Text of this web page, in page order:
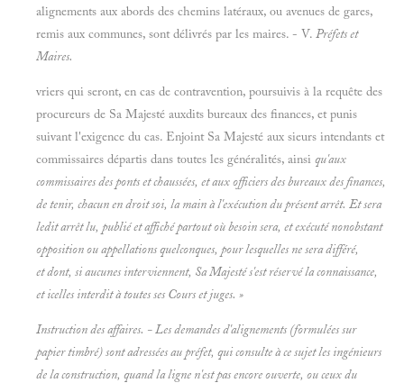
alignements aux abords des chemins latéraux, ou avenues de gares,
remis aux communes, sont délivrés par les maires. - V. Préfets et
Maires.
vriers qui seront, en cas de contravention, poursuivis à la requête des
procureurs de Sa Majesté auxdits bureaux des finances, et punis
suivant l'exigence du cas. Enjoint Sa Majesté aux sieurs intendants et
commissaires départis dans toutes les généralités, ainsi qu'aux
commissaires des ponts et chaussées, et aux officiers des bureaux des finances,
de tenir, chacun en droit soi, la main à l'exécution du présent arrêt. Et sera
ledit arrêt lu, publié et affiché partout où besoin sera, et exécuté nonobstant
opposition ou appellations quelconques, pour lesquelles ne sera différé,
et dont, si aucunes interviennent, Sa Majesté s'est réservé la connaissance,
et icelles interdit à toutes ses Cours et juges. »
Instruction des affaires. - Les demandes d'alignements (formulées sur
papier timbré) sont adressées au préfet, qui consulte à ce sujet les ingénieurs
de la construction, quand la ligne n'est pas encore ouverte, ou ceuxdu